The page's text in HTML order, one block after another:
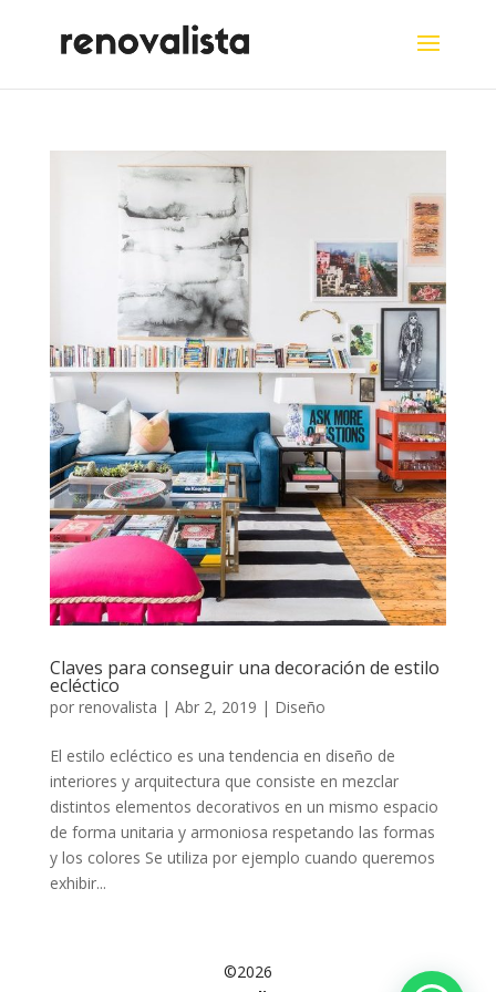
Claves para conseguir una decoración de estilo
ecléctico
por renovalista | Abr 2, 2019 | Diseño
El estilo ecléctico es una tendencia en diseño de
interiores y arquitectura que consiste en mezclar
distintos elementos decorativos en un mismo espacio
de forma unitaria y armoniosa respetando las formas
y los colores Se utiliza por ejemplo cuando queremos
exhibir...
©2026